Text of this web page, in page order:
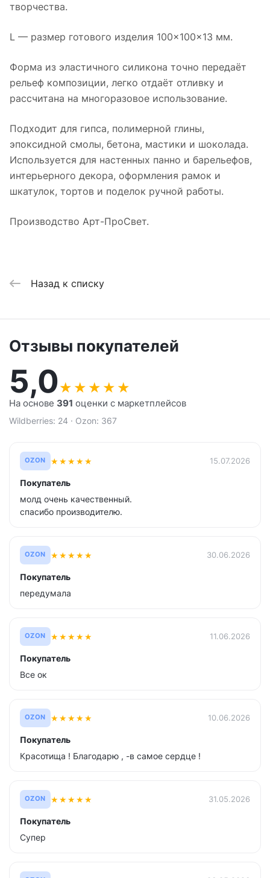
творчества.
L — размер готового изделия 100×100×13 мм.
Форма из эластичного силикона точно передаёт
рельеф композиции, легко отдаёт отливку и
рассчитана на многоразовое использование.
Подходит для гипса, полимерной глины,
эпоксидной смолы, бетона, мастики и шоколада.
Используется для настенных панно и барельефов,
интерьерного декора, оформления рамок и
шкатулок, тортов и поделок ручной работы.
Производство Арт-ПроСвет.
Назад к списку
Отзывы покупателей
5,0★ ★ ★ ★ ★
На основе 391 оценки с маркетплейсов
Wildberries: 24 · Ozon: 367
OZON ★★★★★ 15.07.2026
Покупатель
молд очень качественный.
спасибо производителю.
OZON ★★★★★ 30.06.2026
Покупатель
передумала
OZON ★★★★★ 11.06.2026
Покупатель
Все ок
OZON ★★★★★ 10.06.2026
Покупатель
Красотища ! Благодарю , -в самое сердце !
OZON ★★★★★ 31.05.2026
Покупатель
Супер